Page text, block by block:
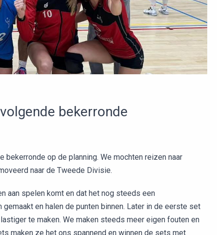
bekerronde
op de planning. We mochten reizen naar
naar de Tweede Divisie.
aan spelen komt en dat het nog steeds een
en halen de punten binnen. Later in de eerste set
te maken. We maken steeds meer eigen fouten en
maken ze het ons spannend en winnen de sets met